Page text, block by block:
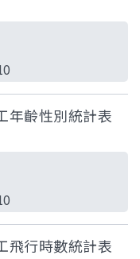
年齡性別統計表
飛行時數統計表